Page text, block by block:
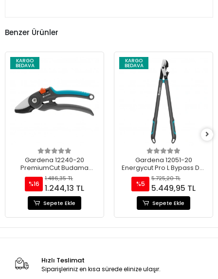
Benzer Ürünler
KARGO
BEDAVA
Gardena 12240-20
PremiumCut Budama
Makası 28 MM
%16
1.486,35 TL
1.244,13 TL
Sepete Ekle
KARGO
BEDAVA
Gardena 12051-20
Energycut Pro L Bypass Dal
Budama Makası 50 Mm
%5
5.725,20 TL
5.449,95 TL
Sepete Ekle
Hızlı Teslimat
Siparişleriniz en kısa sürede elinize ulaşır.